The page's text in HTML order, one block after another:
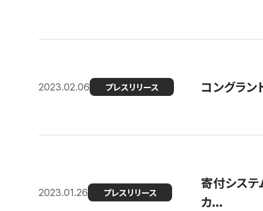
2023.02.06 プレスリリース コングラン
2023.01.26 プレスリリース
寄付システ
カ...